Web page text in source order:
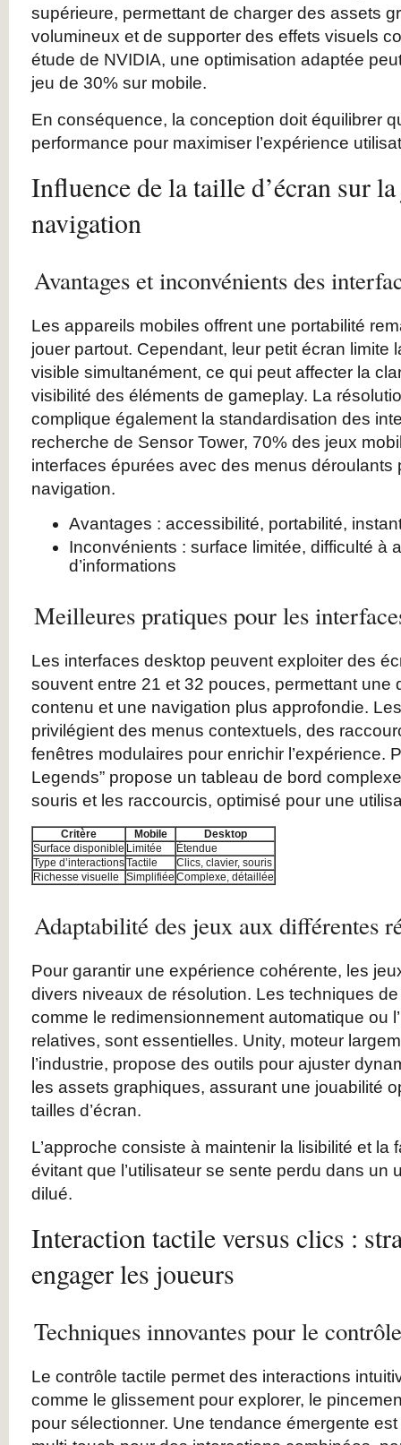
supérieure, permettant de charger des assets
volumineux et de supporter des effets visuels
étude de NVIDIA, une optimisation adaptée
jeu de 30% sur mobile.
En conséquence, la conception doit équilibrer
performance pour maximiser l’expérience
Influence de la taille d’écran sur
navigation
Avantages et inconvénients des
Les appareils mobiles offrent une portabilité
jouer partout. Cependant, leur petit écran limite
visible simultanément, ce qui peut affecter la
visibilité des éléments de gameplay. La
complique également la standardisation des
recherche de Sensor Tower, 70% des jeux
interfaces épurées avec des menus déroulants
navigation.
Avantages : accessibilité, portabilité,
Inconvénients : surface limitée, difficulté à
d’informations
Meilleures pratiques pour les
Les interfaces desktop peuvent exploiter des
souvent entre 21 et 32 pouces, permettant une
contenu et une navigation plus approfondie.
privilégient des menus contextuels, des
fenêtres modulaires pour enrichir l’expérience.
Legends” propose un tableau de bord
souris et les raccourcis, optimisé pour une
Critère Mobile
Desktop
Surface disponible Limitée
Étendue
Type d’interactionsTactile
Clics, clavier, souris
Richesse visuelle
Simplifiée Complexe, détaillée
Adaptabilité des jeux aux différentes
Pour garantir une expérience cohérente, les
divers niveaux de résolution. Les techniques
comme le redimensionnement automatique ou
relatives, sont essentielles. Unity, moteur
l’industrie, propose des outils pour ajuster
les assets graphiques, assurant une jouabilité
tailles d’écran.
L’approche consiste à maintenir la lisibilité et la
évitant que l’utilisateur se sente perdu dans un
dilué.
Interaction tactile versus clics :
engager les joueurs
Techniques innovantes pour le
Le contrôle tactile permet des interactions
comme le glissement pour explorer, le
pour sélectionner. Une tendance émergente est